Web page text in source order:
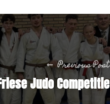
Previous Post
Judo Competitie